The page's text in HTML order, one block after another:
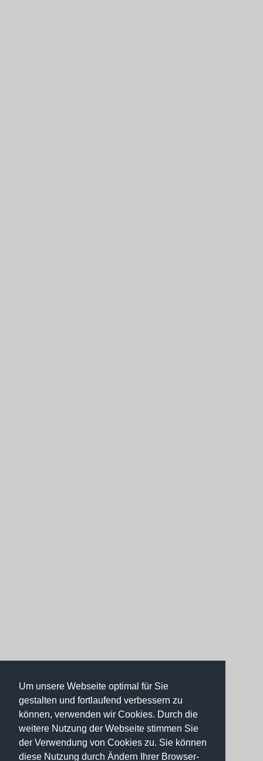
Um unsere Webseite optimal für Sie
gestalten und fortlaufend verbessern zu
können, verwenden wir Cookies. Durch die
weitere Nutzung der Webseite stimmen Sie
der Verwendung von Cookies zu. Sie können
diese Nutzung durch Ändern Ihrer Browser-